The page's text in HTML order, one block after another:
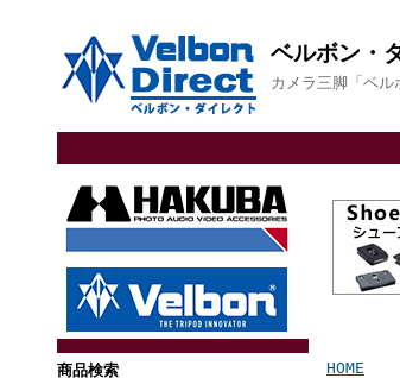
ベルボン・
カメラ三脚「ベ
商品検索
HOME